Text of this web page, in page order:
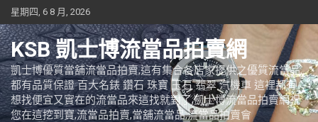
Skip
to
content
星期四, 6 8 月, 2026
KSB 凱士博流當品拍賣網
凱士博優質當舖流當品拍賣,這有集合各店家提供之優質流當品,
都有品質保證 百大名錶 鑽石 珠寶 玉石 翡翠 汽機車 這裡都有
想找便宜又實在的流當品來這找就對了,凱士博流當品拍賣網祝
您在這挖到寶,流當品拍賣,當舖流當品,流當品拍賣會